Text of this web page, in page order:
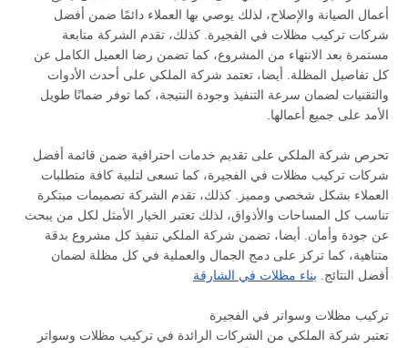
أعمال الصيانة والإصلاح، لذلك يوصي بها العملاء دائمًا ضمن أفضل
شركات تركيب مظلات في الفجيرة. كذلك، تقدم الشركة متابعة
مستمرة بعد الانتهاء من المشروع، كما تضمن رضا العميل الكامل عن
كل تفاصيل المظلة. أيضا، تعتمد شركة الملكي على أحدث الأدوات
والتقنيات لضمان سرعة التنفيذ وجودة النتيجة، كما توفر ضمانًا طويل
الأمد على جميع أعمالها.
تحرص شركة الملكي على تقديم خدمات احترافية ضمن قائمة أفضل
شركات تركيب مظلات في الفجيرة، كما تسعى لتلبية كافة متطلبات
العملاء بشكل شخصي ومميز. كذلك، تقدم الشركة تصميمات مبتكرة
تناسب كل المساحات والأذواق، لذلك تعتبر الخيار الأمثل لكل من يبحث
عن جودة وأمان. أيضا، تضمن شركة الملكي تنفيذ كل مشروع بدقة
متناهية، كما تركز على دمج الجمال والعملية في كل مظلة لضمان
أفضل النتائج. بناء مظلات في الشارقة
تركيب مظلات وسواتر في الفجيرة
تعتبر شركة الملكي من الشركات الرائدة في تركيب مظلات وسواتر